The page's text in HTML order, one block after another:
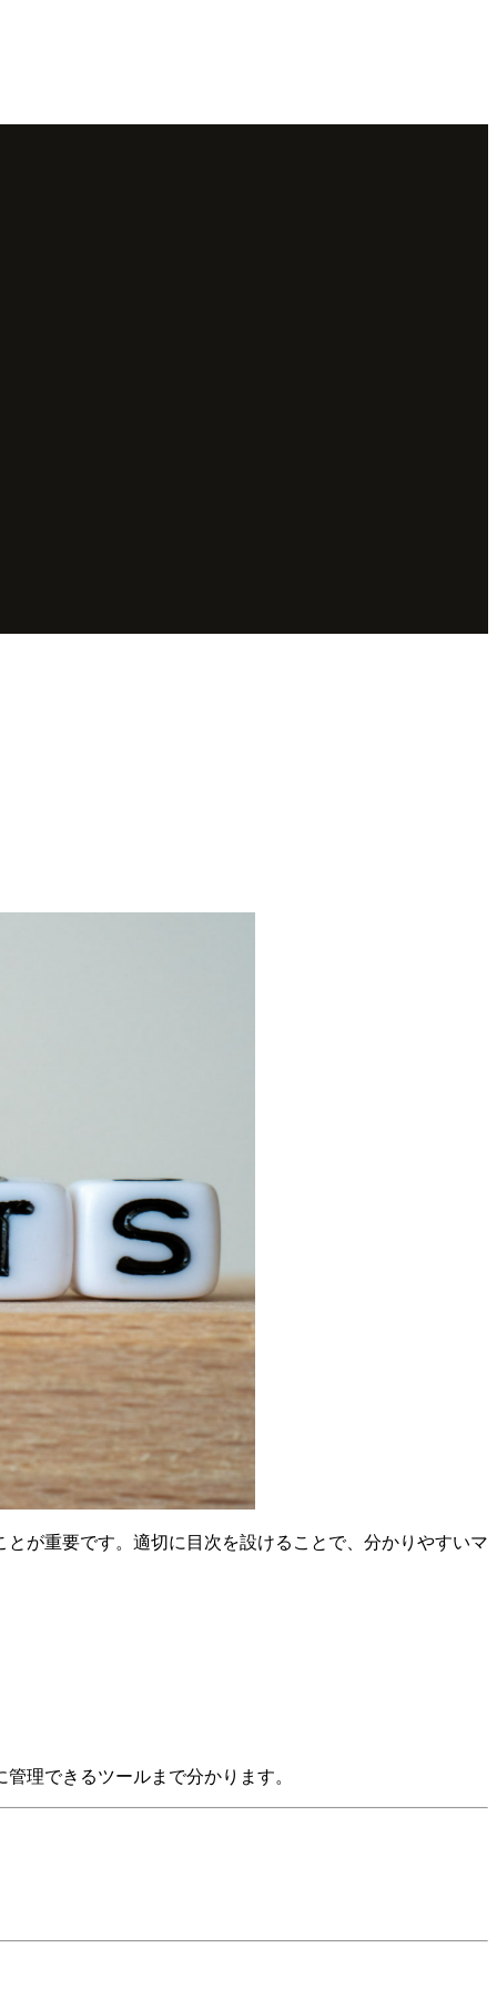
が重要です。適切に目次を設けることで、分かりやすいマ
理できるツールまで分かります。